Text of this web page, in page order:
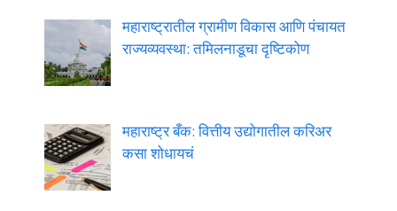
महाराष्ट्रातील ग्रामीण विकास आणि पंचायत
राज्यव्यवस्था: तमिलनाडूचा दृष्टिकोण
महाराष्ट्र बँक: वित्तीय उद्योगातील करिअर
कसा शोधायचं